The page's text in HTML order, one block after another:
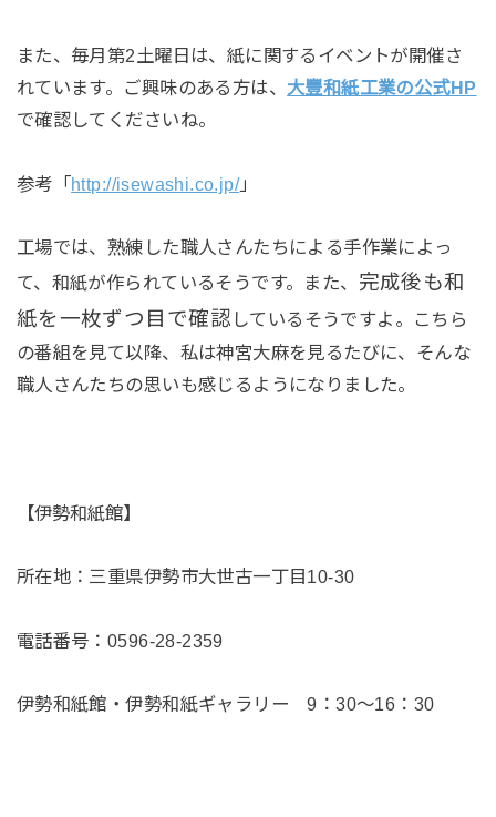
また、毎月第2土曜日は、紙に関するイベントが開催さ
れています。ご興味のある方は、 大豐和紙工業の公式HP
で確認してくださいね。
参考「http://isewashi.co.jp/」
工場では、熟練した職人さんたちによる手作業によっ
て、和紙が作られているそうです。また、 完成後も和
紙を一枚ずつ目で確認 しているそうですよ。こちら
の番組を見て以降、私は神宮大麻を見るたびに、そんな
職人さんたちの思いも感じるようになりました。
【伊勢和紙館】
所在地：三重県伊勢市大世古一丁目10-30
電話番号：0596-28-2359
伊勢和紙館・伊勢和紙ギャラリー 9：30～16：30